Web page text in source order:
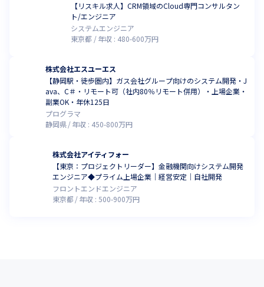
【リスキル求人】CRM領域のCloud専門コンサルタン
ト/エンジニア
システムエンジニア
東京都
年収 : 480-600万円
株式会社エスユーエス
【静岡駅・徒歩圏内】ガス会社グループ向けのシステム開発・J
ava、C＃・リモート可（社内80％リモート併用）・上場企業・
副業OK・年休125日
プログラマ
静岡県
年収 : 450-800万円
株式会社アイティフォー
【東京：プロジェクトリーダー】金融機関向けシステム開発
エンジニア◆プライム上場企業｜経営安定｜自社開発
フロントエンドエンジニア
東京都
年収 :500-900万円